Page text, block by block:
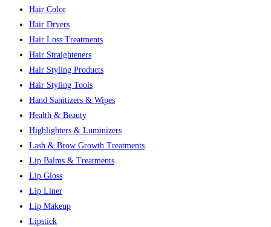
Hair Color
Hair Dryers
Hair Loss Treatments
Hair Straighteners
Hair Styling Products
Hair Styling Tools
Hand Sanitizers & Wipes
Health & Beauty
Highlighters & Luminizers
Lash & Brow Growth Treatments
Lip Balms & Treatments
Lip Gloss
Lip Liner
Lip Makeup
Lipstick